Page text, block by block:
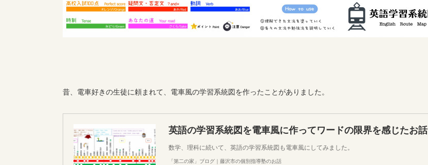
昔、電車好きの生徒に頼まれて、電車風の学習系統図を作ったことがありました。
英語の学習系統図を電車風に作ってワードの限界を感じたお話
数学、理科に続いて、英語の学習系統図も電車風にしてみました。
「第二の家」ブログ｜藤沢市の個別指導塾のお話